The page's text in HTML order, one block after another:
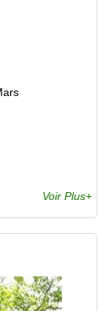
Voir Plus+